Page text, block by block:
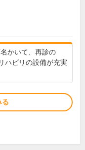
かいて、再診の
ハビリの設備が充実
る